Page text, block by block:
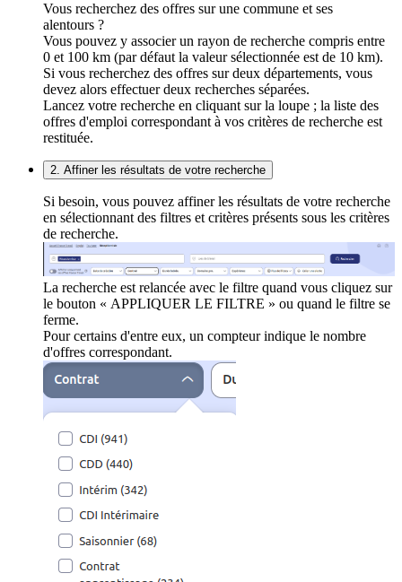
Vous recherchez des offres sur une commune et ses
alentours ?
Vous pouvez y associer un rayon de recherche compris entre
0 et 100 km (par défaut la valeur sélectionnée est de 10 km).
Si vous recherchez des offres sur deux départements, vous
devez alors effectuer deux recherches séparées.
Lancez votre recherche en cliquant sur la loupe ; la liste des
offres d'emploi correspondant à vos critères de recherche est
restituée.
2. Affiner les résultats de votre recherche
Si besoin, vous pouvez affiner les résultats de votre recherche
en sélectionnant des filtres et critères présents sous les critères
de recherche.
La recherche est relancée avec le filtre quand vous cliquez sur
le bouton « APPLIQUER LE FILTRE » ou quand le filtre se
ferme.
Pour certains d'entre eux, un compteur indique le nombre
d'offres correspondant.